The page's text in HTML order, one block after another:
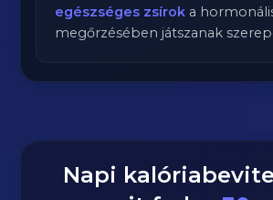
egészséges zsírok a
megőrzésében játszanak
Napi